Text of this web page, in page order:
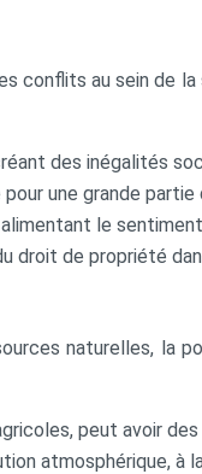
conflits au sein de
des inégalités
une grande partie
le sentiment
droit de propriété
naturelles,
peut avoir
atmosphérique, à